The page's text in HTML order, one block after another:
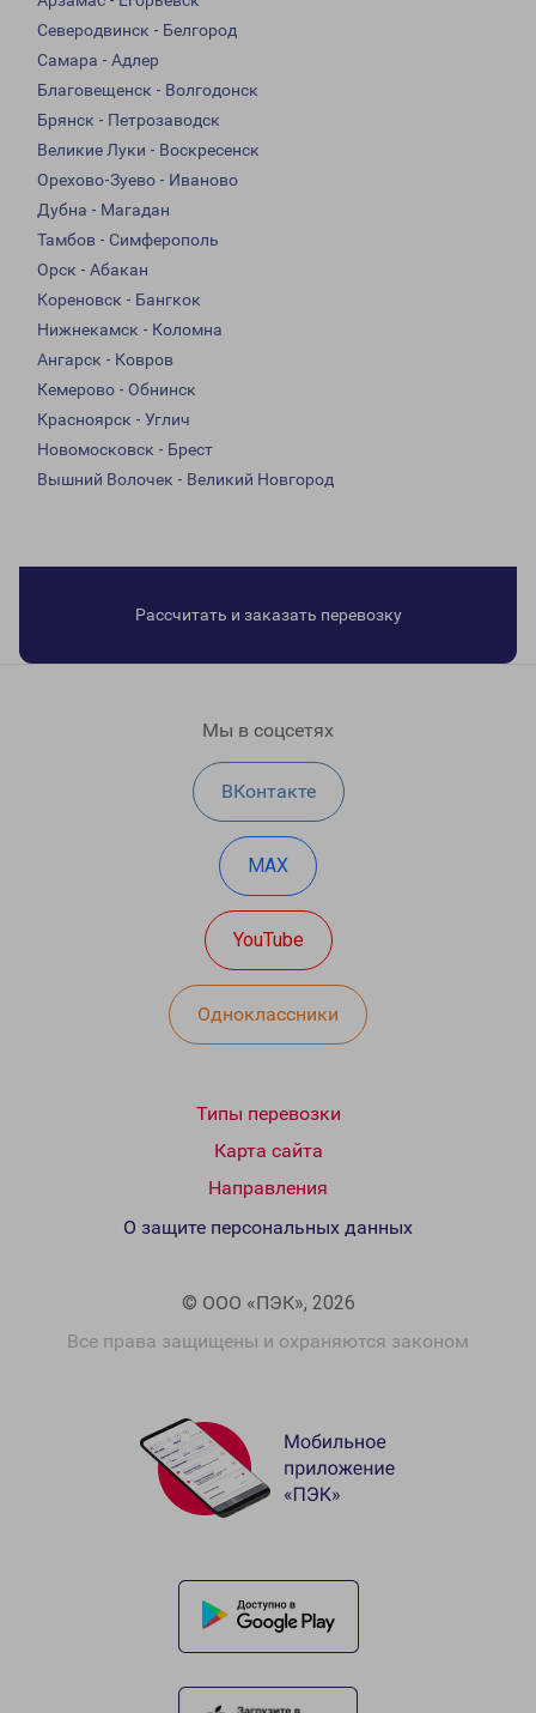
Северодвинск - Белгород
Самара - Адлер
Благовещенск - Волгодонск
Брянск - Петрозаводск
Великие Луки - Воскресенск
Орехово-Зуево - Иваново
Дубна - Магадан
Тамбов - Симферополь
Орск - Абакан
Кореновск - Бангкок
Нижнекамск - Коломна
Ангарск - Ковров
Кемерово - Обнинск
Красноярск - Углич
Новомосковск - Брест
Вышний Волочек - Великий Новгород
Рассчитать и заказать перевозку
Мы в соцсетях
ВКонтакте
MAX
YouTube
Одноклассники
Типы перевозки
Карта сайта
Направления
© ООО «ПЭК», 2026
Все права защищены и охраняются законом
О защите персональных данных